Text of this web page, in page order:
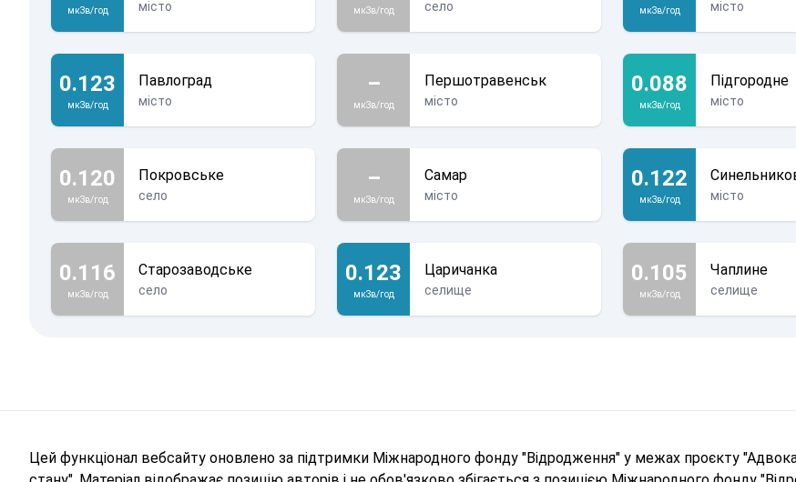
мкЗв/год місто мкЗв/год село мкЗв/год місто
0.123
мкЗв/год
Павлоград
місто
–
мкЗв/год
Першотравенськ
місто
0.088
мкЗв/год
Підгородне
місто
0.120
мкЗв/год
Покровське
село
–
мкЗв/год
Самар
місто
0.122
мкЗв/год місто
0.116
мкЗв/год
Старозаводське
село
0.123
мкЗв/год
Царичанка
селище
0.105
мкЗв/год
Чаплине
селище
Цей функціонал вебсайту оновлено за підтримки Міжнародного фонду "Відродження" у межах проєкту